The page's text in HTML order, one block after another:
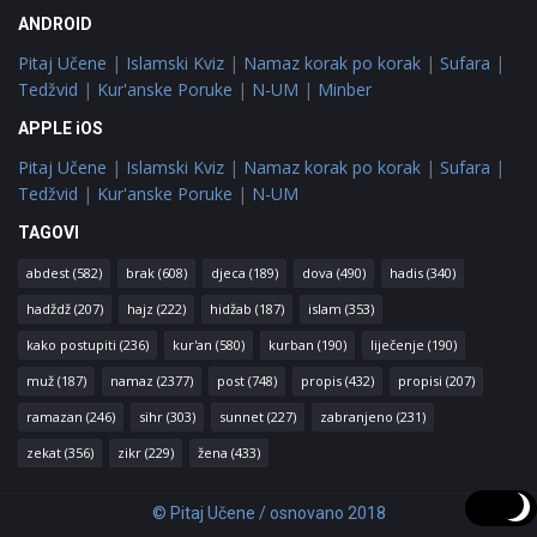
ANDROID
Pitaj Učene | Islamski Kviz | Namaz korak po korak | Sufara |
Tedžvid | Kur'anske Poruke | N-UM | Minber
APPLE iOS
Pitaj Učene | Islamski Kviz | Namaz korak po korak | Sufara |
Tedžvid | Kur'anske Poruke | N-UM
TAGOVI
abdest (582) brak (608) djeca (189) dova (490) hadis (340)
hadždž (207) hajz (222) hidžab (187) islam (353)
kako postupiti (236) kur'an (580) kurban (190) liječenje (190)
muž (187) namaz (2377) post (748) propis (432) propisi (207)
ramazan (246) sihr (303) sunnet (227) zabranjeno (231)
zekat (356) zikr (229) žena (433)
© Pitaj Učene / osnovano 2018